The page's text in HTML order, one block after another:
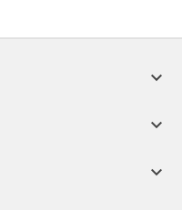


